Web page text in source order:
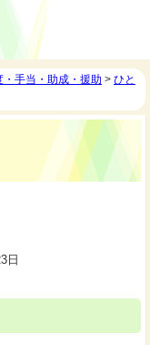
・手当・助成・援助 > ひと
日